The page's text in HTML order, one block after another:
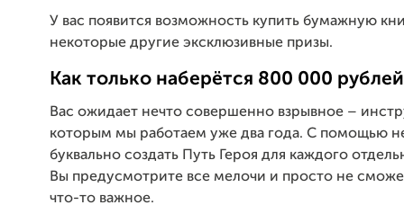
У вас появится возможность купить бумажную
некоторые другие эксклюзивные призы.
Как только наберётся 800 000 рублей
Вас ожидает нечто совершенно взрывное –
которым мы работаем уже два года. С помощью
буквально создать Путь Героя для каждого
Вы предусмотрите все мелочи и просто не
что-то важное.